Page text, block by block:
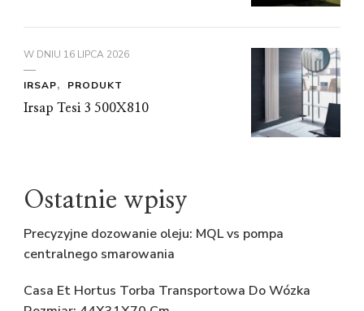
W DNIU 16 LIPCA 2026
IRSAP
PRODUKT
Irsap Tesi 3 500X810
Ostatnie wpisy
Precyzyjne dozowanie oleju: MQL vs pompa
centralnego smarowania
Casa Et Hortus Torba Transportowa Do Wózka